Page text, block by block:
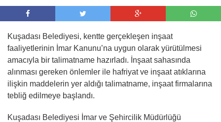
Kuşadası Belediyesi, kentte gerçekleşen inşaat
faaliyetlerinin İmar Kanunu’na uygun olarak yürütülmesi
amacıyla bir talimatname hazırladı. İnşaat sahasında
alınması gereken önlemler ile hafriyat ve inşaat atıklarına
ilişkin maddelerin yer aldığı talimatname, inşaat firmalarına
tebliğ edilmeye başlandı.
Kuşadası Belediyesi İmar ve Şehircilik Müdürlüğü